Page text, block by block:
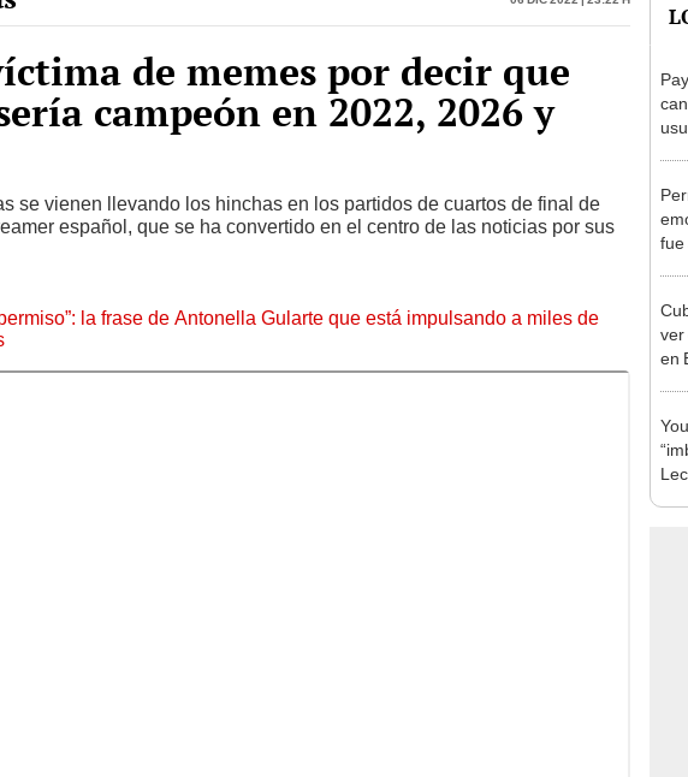
de memes por decir que
campeón en 2022, 2026 y
se vienen llevando los hinchas en los partidos de cuartos de final de
español, que se ha convertido en el centro de las noticias por sus
la frase de Antonella Gularte que está impulsando a miles de
le
ver